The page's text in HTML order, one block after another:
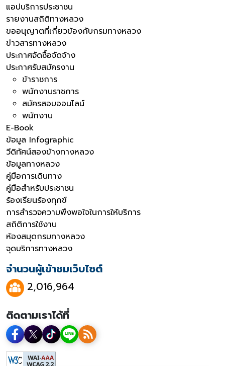
แอปบริการประชาชน
รายงานสถิติทางหลวง
ขออนุญาตที่เกี่ยวข้องกับกรมทางหลวง
ข่าวสารทางหลวง
ประกาศจัดซื้อจัดจ้าง
ประกาศรับสมัครงาน
ข้าราชการ
พนักงานราชการ
สมัครสอบออนไลน์
พนักงาน
E-Book
ข้อมูล Infographic
วีดิทัศน์สองข้างทางหลวง
ข้อมูลทางหลวง
คู่มือการเดินทาง
คู่มือสำหรับประชาชน
ร้องเรียนร้องทุกข์
การสำรวจความพึงพอใจในการให้บริการ
สถิติการใช้งาน
ห้องสมุดกรมทางหลวง
จุดบริการทางหลวง
จำนวนผู้เข้าชมเว็บไซต์
2,016,964
ติดตามเราได้ที่